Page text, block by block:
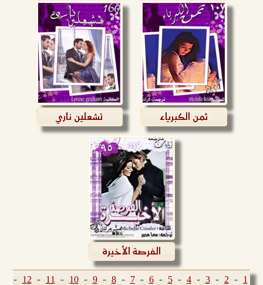
ثمن الكبرياء تشعلين ناري
الفرصة الأخيرة
1
-
2
-
3
-
4
-
5
-
6
-
7
-
8
-
9
-
10
-
11
-
12
-